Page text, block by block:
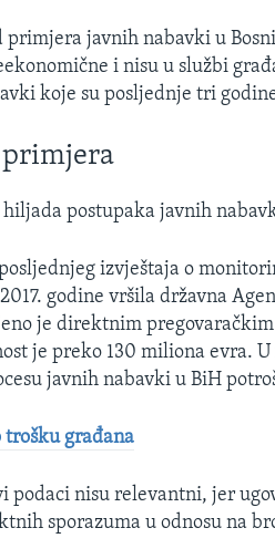
primjera javnih nabavki u
i nisu u službi
koje su posljednje tri
primjera
hiljada postupaka javnih
izvještaja o
godine vršila državna
je direktnim
je preko 130 miliona evra. U
javnih nabavki u BiH
trošku građana
podaci nisu relevantni, jer
sporazuma u odnosu na